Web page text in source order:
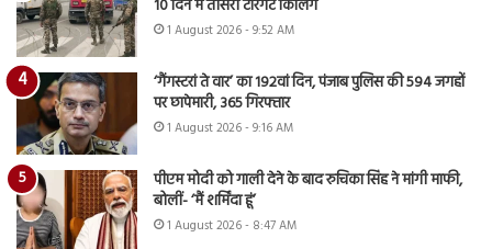
10 दिन में तीसरी टारगेट किलिंग
1 August 2026 - 9:52 AM
‘गैंगस्टरां ते वार’ का 192वां दिन, पंजाब पुलिस की 594 जगहों
पर छापेमारी, 365 गिरफ्तार
1 August 2026 - 9:16 AM
पीएम मोदी को गाली देने के बाद रुचिका सिंह ने मांगी माफी,
बोलीं- ‘मैं शर्मिंदा हूं’
1 August 2026 - 8:47 AM